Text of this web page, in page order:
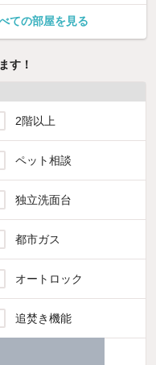
ての部屋を見る
す！
2階以上
ペット相談
独立洗面台
都市ガス
オートロック
追焚き機能